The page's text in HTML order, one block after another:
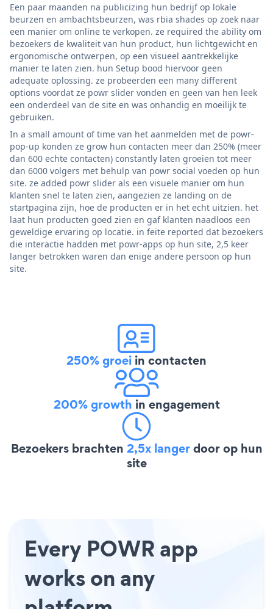
Een paar maanden na publicizing hun bedrijf op lokale
beurzen en ambachtsbeurzen, was rbia shades op zoek naar
een manier om online te verkopen. ze required the ability om
bezoekers de kwaliteit van hun product, hun lichtgewicht en
ergonomische ontwerpen, op een visueel aantrekkelijke
manier te laten zien. hun Setup bood hiervoor geen
adequate oplossing. ze probeerden een many different
options voordat ze powr slider vonden en geen van hen leek
een onderdeel van de site en was onhandig en moeilijk te
gebruiken.
In a small amount of time van het aanmelden met de powr-
pop-up konden ze grow hun contacten meer dan 250% (meer
dan 600 echte contacten) constantly laten groeien tot meer
dan 6000 volgers met behulp van powr social voeden op hun
site. ze added powr slider als een visuele manier om hun
klanten snel te laten zien, aangezien ze landing on de
startpagina zijn, hoe de producten er in het echt uitzien. het
laat hun producten goed zien en gaf klanten naadloos een
geweldige ervaring op locatie. in feite reported dat bezoekers
die interactie hadden met powr-apps op hun site, 2,5 keer
langer betrokken waren dan enige andere persoon op hun
site.
250% groei in contacten
200% growth in engagement
Bezoekers brachten 2,5x langerdoor op hun
site
Every POWR app
works on any